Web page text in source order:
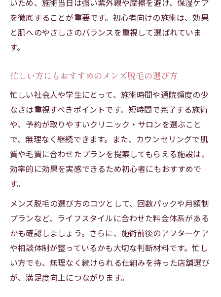
いため、施術当日は強い紫外線や摩擦を避け、保湿ケア
を徹底することが重要です。初心者向けの施術は、効果
と肌へのやさしさのバランスを重視して選ばれていま
す。
忙しい方にもおすすめのメンズ脱毛の選び方
忙しい社会人や学生にとって、施術時間や通院頻度の少
なさは重視すべきポイントです。短時間で完了する施術
や、予約が取りやすいクリニック・サロンを選ぶこと
で、無理なく継続できます。また、カウンセリングで肌
質や毛質に合わせたプランを提案してもらえる施設は、
効率的に効果を実感できるため初心者にもおすすめで
す。
メンズ脱毛の選び方のコツとして、回数パックや月額制
プランなど、ライフスタイルに合わせた料金体系がある
かも確認しましょう。さらに、施術前後のアフターケア
や相談体制が整っているかも大切な判断材料です。忙し
い方でも、無理なく続けられる仕組みを持った店舗選び
が、満足度向上につながります。